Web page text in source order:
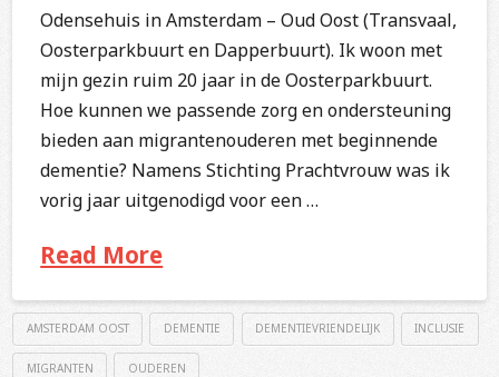
Odensehuis in Amsterdam – Oud Oost (Transvaal,
Oosterparkbuurt en Dapperbuurt). Ik woon met
mijn gezin ruim 20 jaar in de Oosterparkbuurt.
Hoe kunnen we passende zorg en ondersteuning
bieden aan migrantenouderen met beginnende
dementie? Namens Stichting Prachtvrouw was ik
vorig jaar uitgenodigd voor een …
Read More
AMSTERDAM OOST DEMENTIE DEMENTIEVRIENDELIJK INCLUSIE
MIGRANTEN OUDEREN